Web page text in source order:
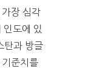
장 심각
도에 있
탄과 방글
준치를